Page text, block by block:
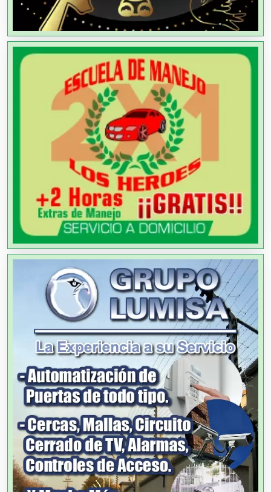
Albercas
Alimentos
Almacenaje
Alquiler de Autos
Alquiler de Equipos para Fiestas
Alquiler de Sillas y Mesas
Alquiler de Trajes de Etiqueta
Alta Costura
Aluminio
Ambulancias